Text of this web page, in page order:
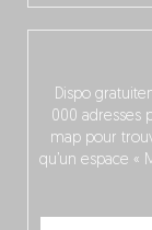
Dispo
000 adresses
map pour
qu’un espace «